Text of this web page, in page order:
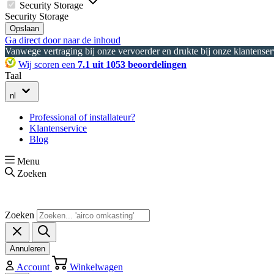
Security Storage
Security Storage
Opslaan
Ga direct door naar de inhoud
Vanwege vertraging bij onze vervoerder en drukte bij onze
Wij scoren een 7.1 uit 1053 beoordelingen
Taal
nl
Professional of installateur?
Klantenservice
Blog
Menu
Zoeken
Zoeken
Annuleren
Account Winkelwagen